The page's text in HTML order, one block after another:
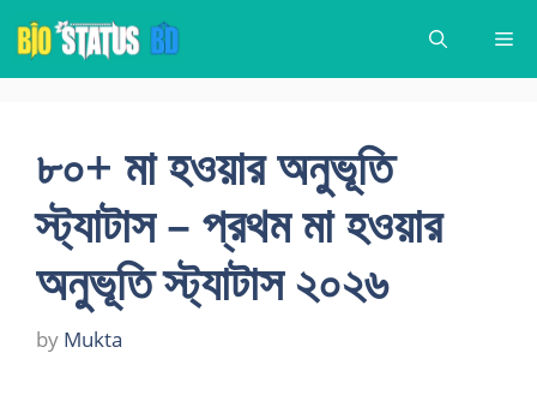
Skip
content
৮০+ মা হওয়ার অনুভূতি
স্ট্যাটাস – প্রথম মা হওয়ার
অনুভূতি স্ট্যাটাস ২০২৬
by Mukta